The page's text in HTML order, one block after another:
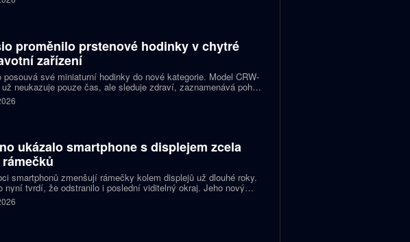
bylo dosud nutné využívat pomocné aplikace nebo jiné
proměnilo prstenové hodinky v chytré
zařízení
posouvá své miniaturní hodinky do nové kategorie. Model CRW-
už neukazuje pouze čas, ale sleduje zdraví, zaznamenává pohyb
na dění v telefonu. Celokovový prsten tak spojuje digitální
šperk a chytré zařízení, které může uživatel nosit po celý den.
ukázalo smartphone s displejem zcela
rámečků
smartphonů zmenšují rámečky kolem displejů už dlouhé roky.
nyní tvrdí, že odstranilo i poslední viditelný okraj. Jeho nový
nabízí obrazovku s rámečkem širokým přesně nula milimetrů.